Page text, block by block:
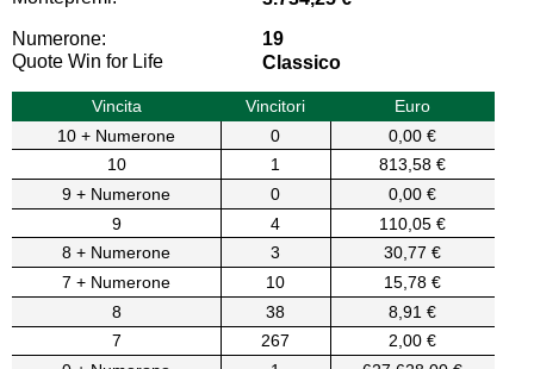
Numerone:
19
Quote Win for Life
Classico
Vincita Vincitori
Euro
10 + Numerone
0
0,00 €
10
1
813,58 €
9 + Numerone
0
0,00 €
9
4
110,05 €
8 + Numerone
3
30,77 €
7 + Numerone
10
15,78 €
8
38
8,91 €
7
267
2,00 €